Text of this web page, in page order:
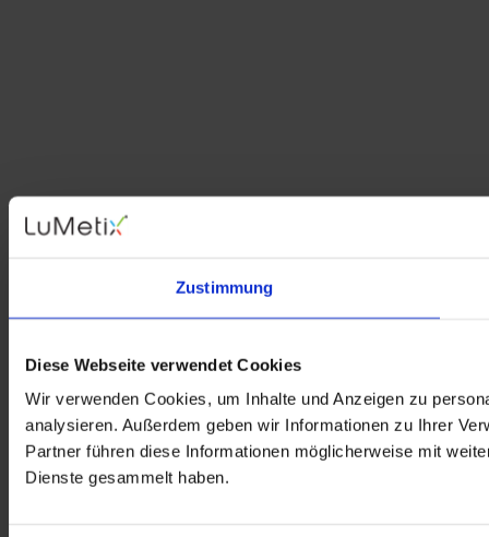
Zustimmung
Diese Webseite verwendet Cookies
Wir verwenden Cookies, um Inhalte und Anzeigen zu
analysieren. Außerdem geben wir Informationen zu Ihrer
Partner führen diese Informationen möglicherweise mit
Dienste gesammelt haben.